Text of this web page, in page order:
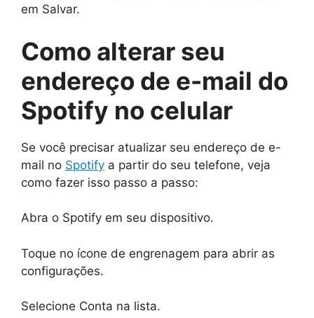
em Salvar.
Como alterar seu
endereço de e-mail do
Spotify no celular
Se você precisar atualizar seu endereço de e-
mail no Spotify a partir do seu telefone, veja
como fazer isso passo a passo:
Abra o Spotify em seu dispositivo.
Toque no ícone de engrenagem para abrir as
configurações.
Selecione Conta na lista.